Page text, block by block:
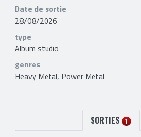
Date de sortie
28/08/2026
type
Album studio
genres
Heavy Metal, Power Metal
SORTIES 1